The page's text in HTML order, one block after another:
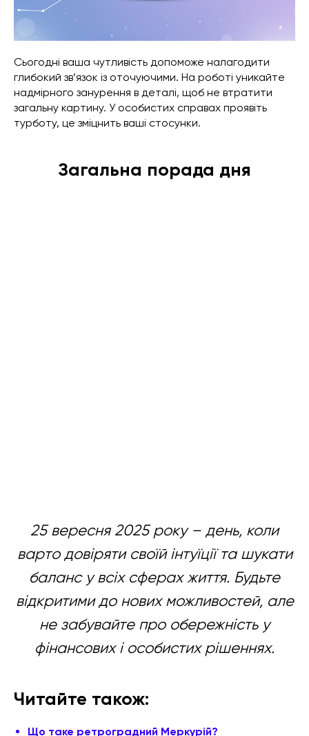
Сьогодні ваша чутливість допоможе налагодити
глибокий зв’язок із оточуючими. На роботі уникайте
надмірного занурення в деталі, щоб не втратити
загальну картину. У особистих справах проявіть
турботу, це зміцнить ваші стосунки.
Загальна порада дня
25 вересня 2025 року – день, коли
варто довіряти своїй інтуїції та шукати
баланс у всіх сферах життя. Будьте
відкритими до нових можливостей, але
не забувайте про обережність у
фінансових і особистих рішеннях.
Читайте також:
Що таке ретроградний Меркурій?